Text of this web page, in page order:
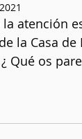
atención
la Casa
Qué os